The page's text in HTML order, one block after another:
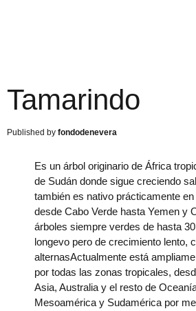
Tamarindo
fondodenevera
Es un árbol originario de África
de Sudán donde sigue creciendo
también es nativo prácticamente
desde Cabo Verde hasta Yemen y
árboles siempre verdes de hasta
longevo pero de crecimiento lento,
alternasActualmente está
por todas las zonas tropicales,
Asia, Australia y el resto de
Mesoamérica y Sudamérica por